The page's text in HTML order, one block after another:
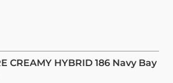
CREAMY HYBRID 186 Navy Bay